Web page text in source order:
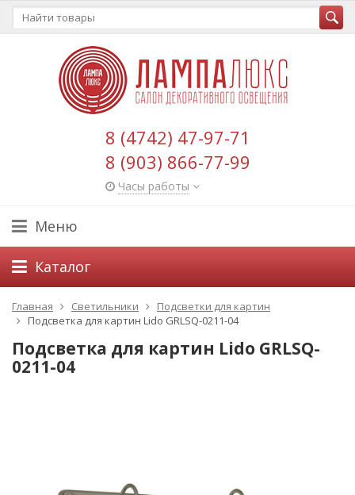
8 (4742) 47-97-71
8 (903) 866-77-99
Часы работы
Меню
Каталог
Главная Светильники
Подсветки для картин
Подсветка для картин Lido GRLSQ-0211-04
Подсветка для картин Lido GRLSQ-
0211-04